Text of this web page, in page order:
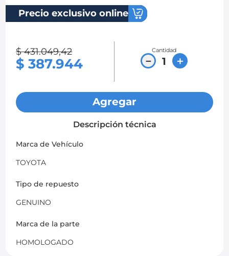
Precio exclusivo online
$ 431.049,42
$ 387.944
Cantidad
＋
－
Agregar
Descripción técnica
Marca de Vehículo
TOYOTA
Tipo de repuesto
GENUINO
Marca de la parte
HOMOLOGADO
mazda 3
chevrolet sail
chevrolet spark gt